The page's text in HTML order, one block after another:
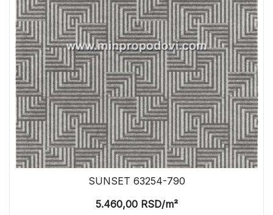
SUNSET 63254-790
5.460,00RSD/m²